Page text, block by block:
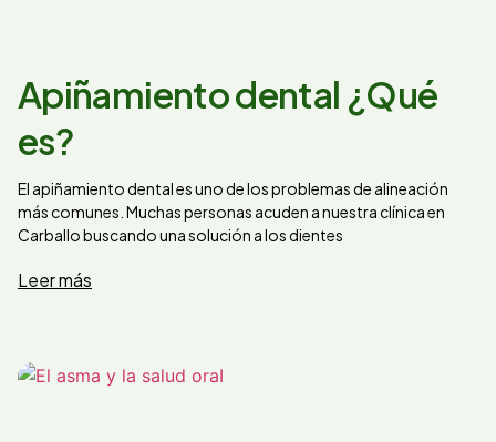
Apiñamiento dental ¿Qué
es?
El apiñamiento dental es uno de los problemas de alineación
más comunes. Muchas personas acuden a nuestra clínica en
Carballo buscando una solución a los dientes
Leer más